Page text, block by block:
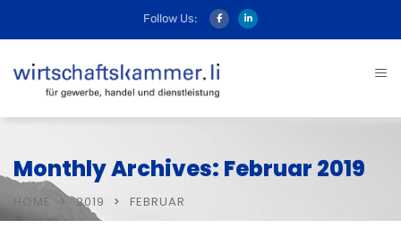
Follow Us:
Monthly Archives: Februar 2019
HOME 2019 FEBRUAR